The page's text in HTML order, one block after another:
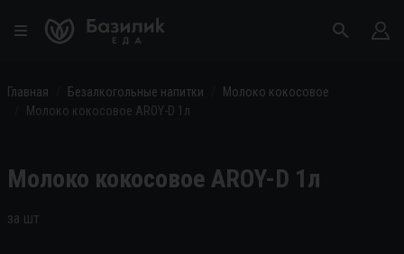
Главная Безалкогольные напитки
Молоко кокосовое
Молоко кокосовое AROY-D 1л
Молоко кокосовое AROY-D 1л
за шт